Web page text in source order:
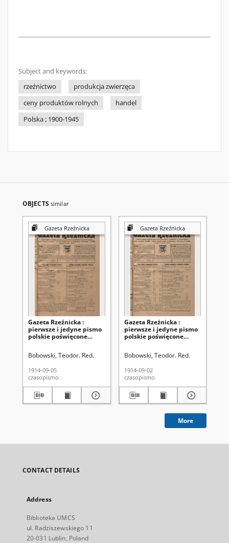
Subject and keywords:
rzeźnictwo
produkcja zwierzęca
ceny produktów rolnych
handel
Polska ; 1900-1945
OBJECTS similar
Gazeta Rzeźnicka
Gazeta Rzeźnicka :
pierwsze i jedyne pismo
polskie poświęcone
chowu bydła,
drobiu / [red. Teodor
Bobowski]. R. 1, Nr 83 (5
września 1914)
Bobowski, Teodor. Red.
1914-09-05
czasopismo
Gazeta Rzeźnicka
Gazeta Rzeźnicka :
pierwsze i jedyne pismo
polskie poświęcone
chowu bydła,
drobiu / [red. Teodor
Bobowski]. R. 1, Nr 82 (2
września 1914)
Bobowski, Teodor. Red.
1914-09-02
czasopismo
More
CONTACT DETAILS
Address
Biblioteka UMCS
ul. Radziszewskiego 11
20-031 Lublin, Poland